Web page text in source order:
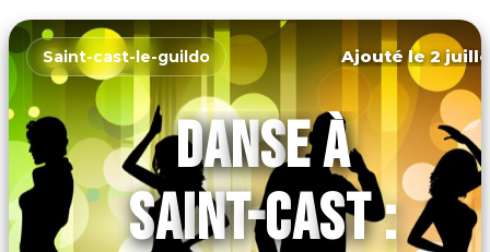
Saint-cast-le-guildo Ajouté le 2
DANSE À
SAINT-CAST :